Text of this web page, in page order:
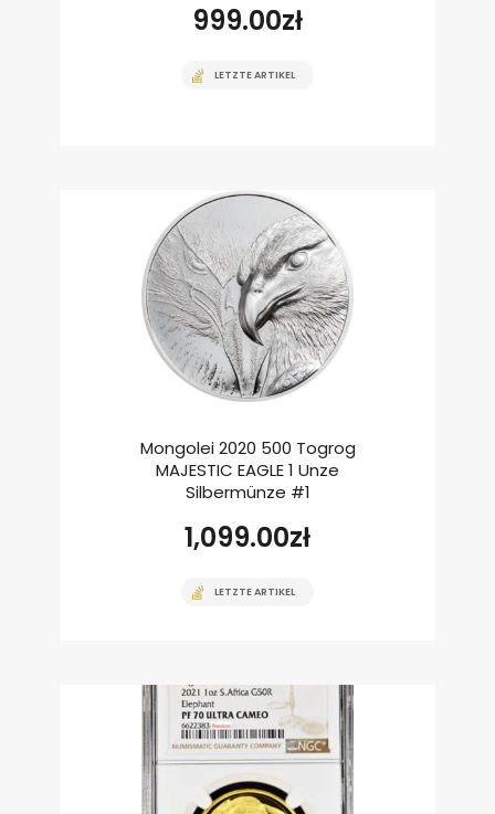
999.00zł
LETZTE ARTIKEL
Mongolei 2020 500 Togrog
MAJESTIC EAGLE 1 Unze
Silbermünze #1
1,099.00zł
LETZTE ARTIKEL